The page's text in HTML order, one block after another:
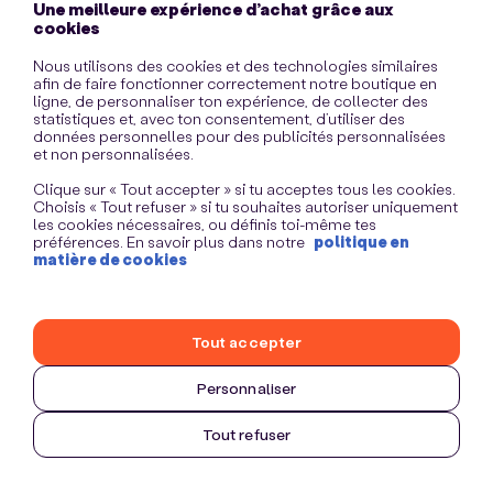
Une meilleure expérience d’achat grâce aux
cookies
Nous utilisons des cookies et des technologies similaires
afin de faire fonctionner correctement notre boutique en
ligne, de personnaliser ton expérience, de collecter des
statistiques et, avec ton consentement, d’utiliser des
données personnelles pour des publicités personnalisées
et non personnalisées.
Clique sur « Tout accepter » si tu acceptes tous les cookies.
Choisis « Tout refuser » si tu souhaites autoriser uniquement
les cookies nécessaires, ou définis toi-même tes
préférences. En savoir plus dans notre politique en
matière de cookies
Personnaliser
Tout refuser
Tout accepter